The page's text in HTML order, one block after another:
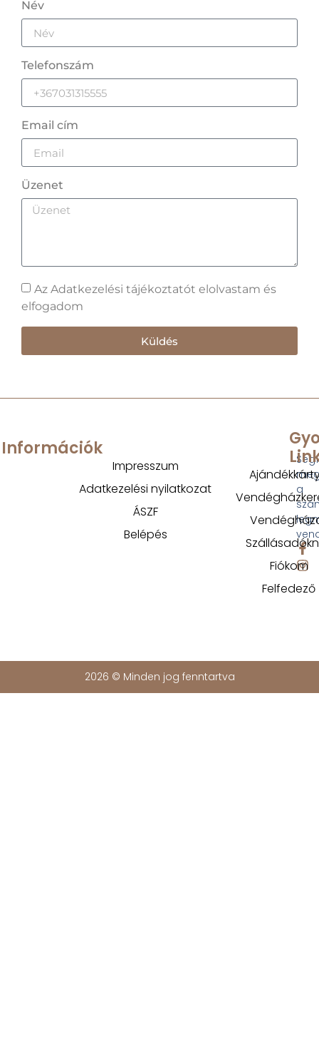
Név
Telefonszám
Email cím
Üzenet
Az Adatkezelési tájékoztatót elolvastam és
elfogadom
Küldés
a
Fiókom
Felfedező
Információk
Impresszum
Adatkezelési nyilatkozat
ÁSZF
Belépés
2026 © Minden jog fenntartva